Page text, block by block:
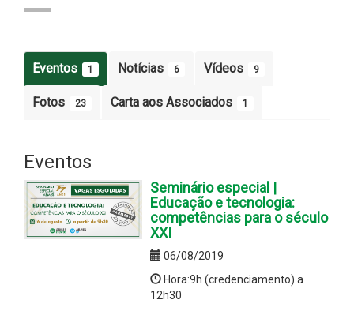
Eventos 1 Notícias 6 Vídeos 9
Fotos 23 Carta aos Associados 1
Eventos
Seminário especial |
Educação e tecnologia:
competências para o século
XXI
06/08/2019
Hora:9h (credenciamento) a
12h30